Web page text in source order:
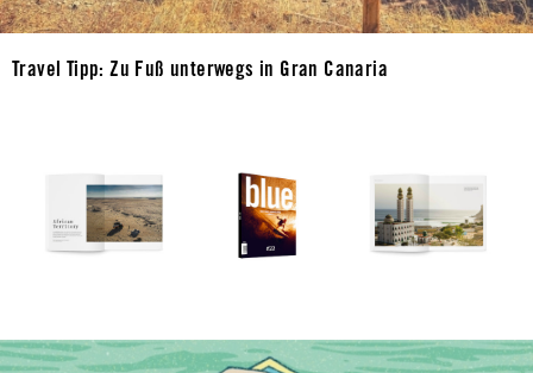
Travel Tipp: Zu Fuß unterwegs in Gran Canaria